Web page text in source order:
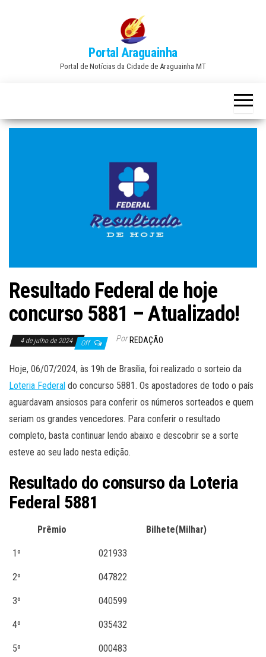
Portal Araguainha
Portal de Notícias da Cidade de Araguainha MT
Resultado Federal de hoje
concurso 5881 – Atualizado!
4 de julho de 2024 Off Por REDAÇÃO
Hoje, 06/07/2024, às 19h de Brasília, foi realizado o sorteio da
Loteria Federal do concurso 5881. Os apostadores de todo o país
aguardavam ansiosos para conferir os números sorteados e quem
seriam os grandes vencedores. Para conferir o resultado
completo, basta continuar lendo abaixo e descobrir se a sorte
esteve ao seu lado nesta edição.
Resultado do consurso da Loteria
Federal 5881
Prêmio Bilhete(Milhar)
1º 021933
2º 047822
3º 040599
4º 035432
5º 000483